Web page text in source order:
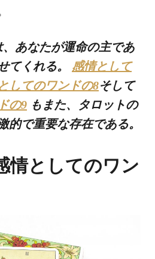
、あなたが運命の主であ
てくれる。 感情として
してのワンドの8そして
の9 もまた、タロットの
的で重要な存在である。
情としてのワン